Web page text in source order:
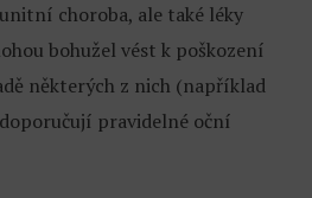
choroba, ale také léky
bohužel vést k poškození
některých z nich (například
pravidelné oční